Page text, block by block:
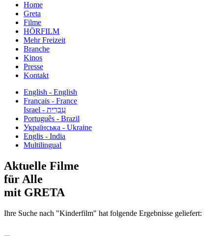
Home
Greta
Filme
HÖRFILM
Mehr Freizeit
Branche
Kinos
Presse
Kontakt
English - English
Français - France
עִבְרִית - Israel
Português - Brazil
Українська - Ukraine
Englis - India
Multilingual
Aktuelle Filme
für Alle
mit GRETA
Ihre Suche nach "Kinderfilm" hat folgende Ergebnisse geliefert: